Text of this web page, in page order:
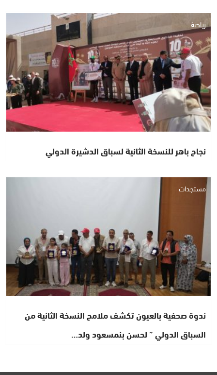
رياضة
نجاح باهر للنسخة الثانية لسباق الدشيرة الدولي
مستجدات
ندوة صحفية بالعيون تكشف ملامح النسخة الثانية من
السباق الدولي ” لحسن بنمسعود ولد…